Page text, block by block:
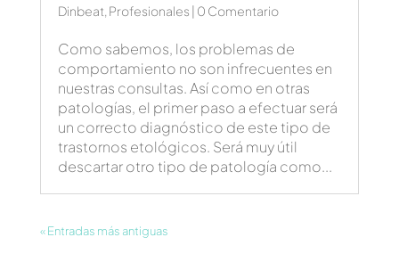
Dinbeat, Profesionales | 0 Comentario
Como sabemos, los problemas de
comportamiento no son infrecuentes en
nuestras consultas. Así como en otras
patologías, el primer paso a efectuar será
un correcto diagnóstico de este tipo de
trastornos etológicos. Será muy útil
descartar otro tipo de patología como...
« Entradas más antiguas